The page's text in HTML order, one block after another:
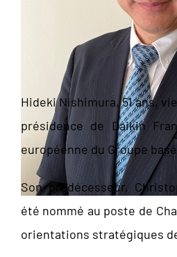
Hideki
Hideki Nishimura, 51 ans,
présidence de Daikin
européenne du Groupe
Son prédécesseur,
été nommé au poste de
orientations stratégiques